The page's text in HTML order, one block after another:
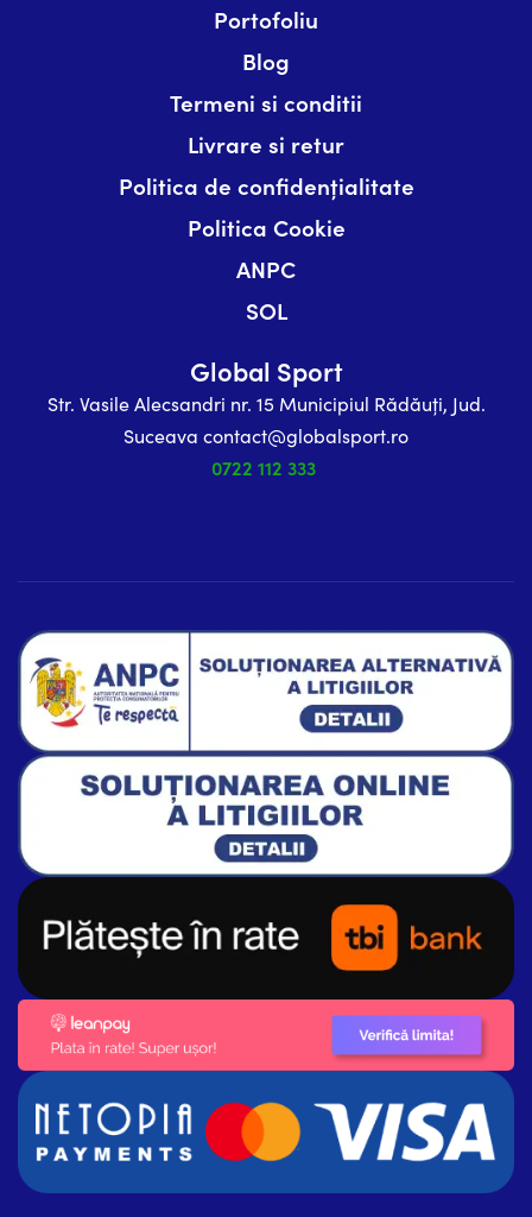
Portofoliu
Blog
Termeni si conditii
Livrare si retur
Politica de confidențialitate
Politica Cookie
ANPC
SOL
Global Sport
Str. Vasile Alecsandri nr. 15 Municipiul Rădăuți, Jud.
Suceava contact@globalsport.ro
0722 112 333